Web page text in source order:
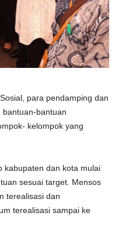
para pendamping dan
bantuan-bantuan
kelompok yang
kabupaten dan kota mulai
sesuai target. Mensos
terealisasi dan
terealisasi sampai ke